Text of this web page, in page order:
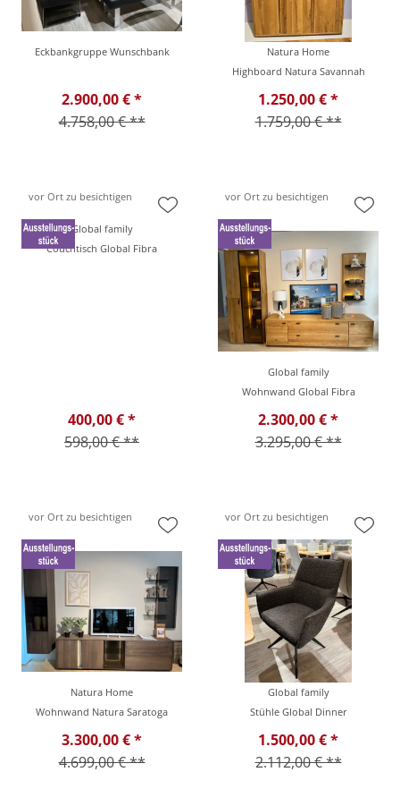
Eckbankgruppe Wunschbank
2.900,00 € *
4.758,00 € **
Natura Home
Highboard Natura Savannah
1.250,00 € *
1.759,00 € **
vor Ort zu besichtigen
Global family
Couchtisch Global Fibra
400,00 € *
598,00 € **
vor Ort zu besichtigen
Global family
Wohnwand Global Fibra
2.300,00 € *
3.295,00 € **
vor Ort zu besichtigen
Natura Home
Wohnwand Natura Saratoga
3.300,00 € *
4.699,00 € **
vor Ort zu besichtigen
Global family
Stühle Global Dinner
1.500,00 € *
2.112,00 € **